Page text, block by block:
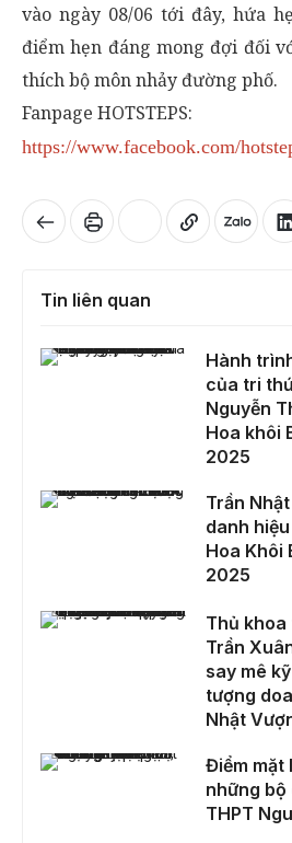
vào ngày 08/06 tới đây, hứa
điểm hẹn đáng mong đợi đối
thích bộ môn nhảy đường phố.
Fanpage HOTSTEPS:
https://www.facebook.com/
Tin liên quan
Hành trình chạm tới vẻ đẹp của tri thức và bản sắc của Nguyễn Thị Thùy – Á Khôi 3 Hoa khôi Bản sắc Á Đông 2025
Hành
của tri
Nguyễn
Hoa khôi
2025
Trần Nhật Xuân tỏa sáng với danh hiệu Á Khôi 1 cuộc thi Hoa Khôi Bản Sắc Á Đông 2025
Trần
danh
Hoa Khôi
2025
Thủ khoa toàn quốc 2025 Trần Xuân Đam quê đất học: say mê kỹ thuật từ nhỏ, thần tượng doanh nhân Phạm Nhật Vượng
Thủ
Trần
say mê
tượng
Nhật
Điểm mặt lớp 11B1, Nơi hội tụ những bộ óc xuất sắc của THPT Nguyễn Việt Khái
Điểm mặt
những
THPT